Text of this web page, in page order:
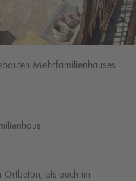
Mehrfamilienhauses
Ortbeton, als auch im